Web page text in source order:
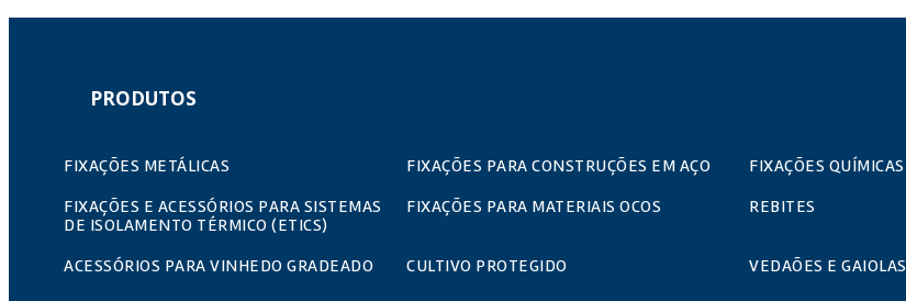
PRODUTOS
FIXAÇÕES METÁLICAS FIXAÇÕES PARA CONSTRUÇÕES EM AÇO FIXAÇÕES QUÍMICAS
FIXAÇÕES E ACESSÓRIOS PARA SISTEMAS
DE ISOLAMENTO TÉRMICO (ETICS)
FIXAÇÕES PARA MATERIAIS OCOS REBITES
ACESSÓRIOS PARA VINHEDO GRADEADO CULTIVO PROTEGIDO VEDAÕES E GAIOLAS